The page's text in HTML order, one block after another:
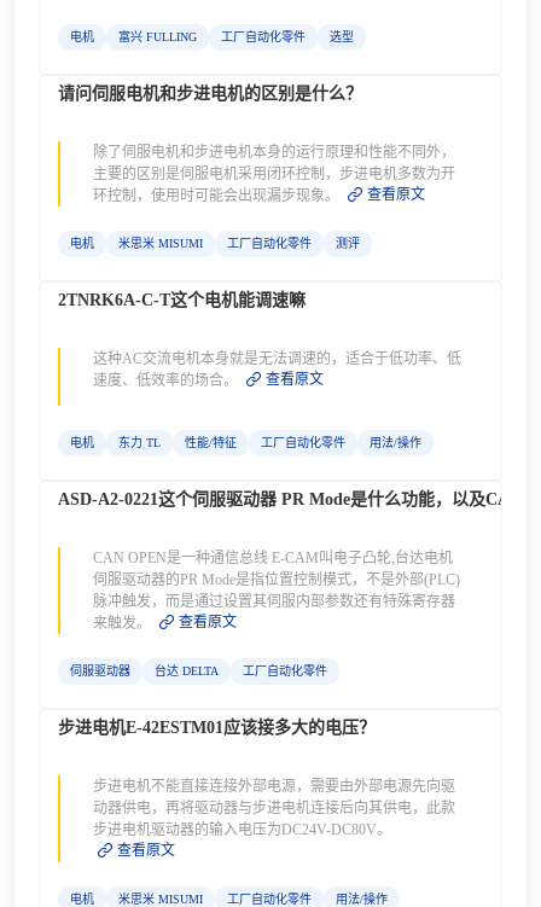
电机 富兴 FULLING 工厂自动化零件 选型
请问伺服电机和步进电机的区别是什么？
除了伺服电机和步进电机本身的运行原理和性能不同外，
主要的区别是伺服电机采用闭环控制，步进电机多数为开
环控制，使用时可能会出现漏步现象。
查看原文
电机 米思米 MISUMI 工厂自动化零件 测评
2TNRK6A-C-T这个电机能调速嘛
这种AC交流电机本身就是无法调速的，适合于低功率、低
速度、低效率的场合。
查看原文
电机 东力 TL 性能/特征 工厂自动化零件 用法/操作
ASD-A2-0221这个伺服驱动器 PR Mode是什么功能，以及CAN
CAN OPEN是一种通信总线 E-CAM叫电子凸轮,台达电机
伺服驱动器的PR Mode是指位置控制模式，不是外部(PLC)
脉冲触发，而是通过设置其伺服内部参数还有特殊寄存器
来触发。
查看原文
伺服驱动器 台达 DELTA 工厂自动化零件
步进电机E-42ESTM01应该接多大的电压？
步进电机不能直接连接外部电源，需要由外部电源先向驱
动器供电，再将驱动器与步进电机连接后向其供电，此款
步进电机驱动器的输入电压为DC24V-DC80V。
查看原文
电机 米思米 MISUMI 工厂自动化零件 用法/操作